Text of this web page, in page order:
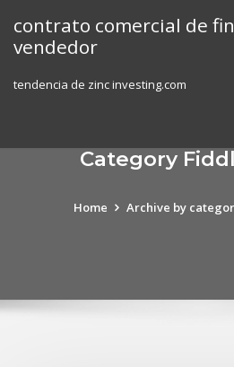
content
contrato comercial de
vendedor
tendencia de zinc investing.com
Category
Home Archive by